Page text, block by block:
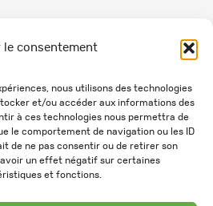
le consentement
nous utilisons des technologies
et/ou accéder aux informations des
à ces technologies nous permettra de
le comportement de navigation ou les ID
de ne pas consentir ou de retirer son
un effet négatif sur certaines
et fonctions.